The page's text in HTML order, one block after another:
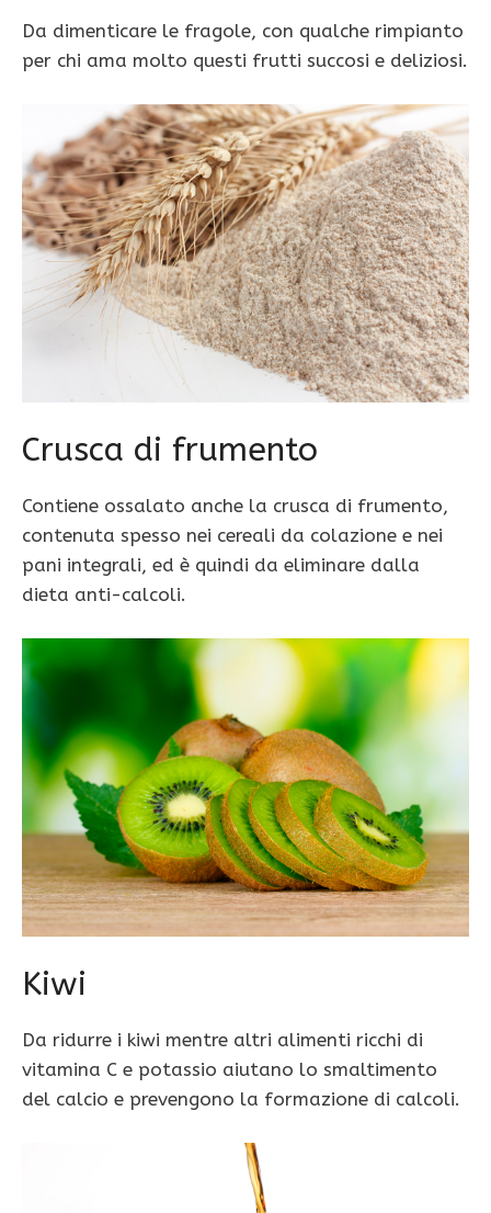
Da dimenticare le fragole, con qualche rimpianto
per chi ama molto questi frutti succosi e deliziosi.
Crusca di frumento
Contiene ossalato anche la crusca di frumento,
contenuta spesso nei cereali da colazione e nei
pani integrali, ed è quindi da eliminare dalla
dieta anti-calcoli.
Kiwi
Da ridurre i kiwi mentre altri alimenti ricchi di
vitamina C e potassio aiutano lo smaltimento
del calcio e prevengono la formazione di calcoli.